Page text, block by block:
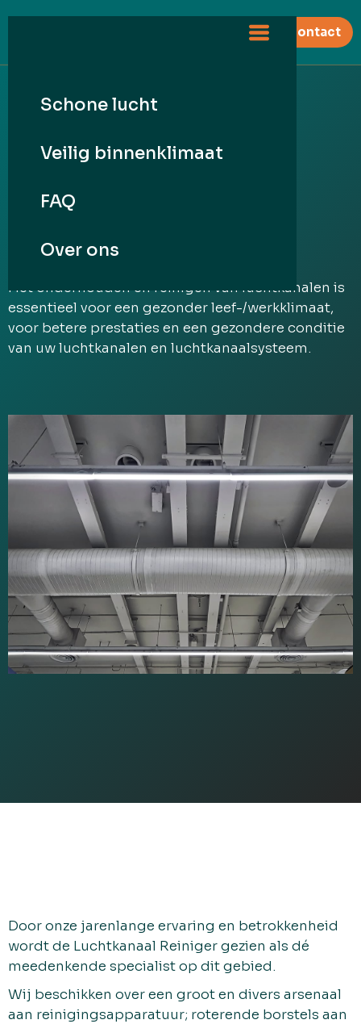
Schone lucht
Veilig binnenklimaat
FAQ
Over ons
contact
Schone lucht
Luchtkanalen reinigen
Het onderhouden en reinigen van luchtkanalen is
essentieel voor een gezonder leef-/werkklimaat,
voor betere prestaties en een gezondere conditie
van uw luchtkanalen en luchtkanaalsysteem.
Door onze jarenlange ervaring en betrokkenheid
wordt de Luchtkanaal Reiniger gezien als dé
meedenkende specialist op dit gebied.
Wij beschikken over een groot en divers arsenaal
aan reinigingsapparatuur; roterende borstels aan